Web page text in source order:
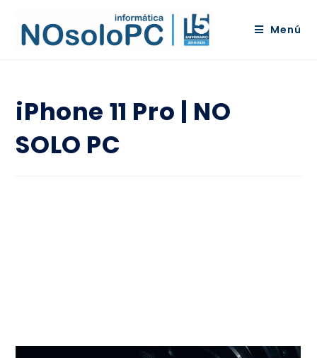
Menú
iPhone 11 Pro | NO
SOLO PC